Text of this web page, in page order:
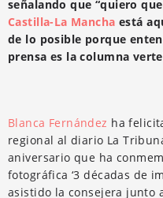
señalando que “quiero
Castilla-La Mancha está
de lo posible porque
prensa es la columna
Blanca Fernández ha
regional al diario La
aniversario que ha
fotográfica ‘3 décadas de
asistido la consejera junto